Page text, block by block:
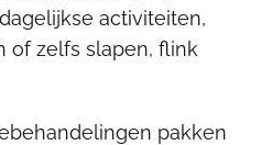
activiteiten,
of zelfs slapen, flink
pakken